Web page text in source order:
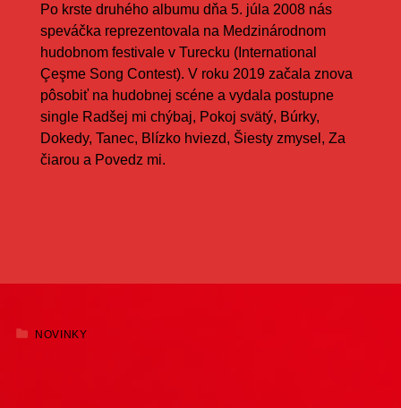
Po krste druhého albumu dňa 5. júla 2008 nás
speváčka reprezentovala na Medzinárodnom
hudobnom festivale v Turecku (International
Çeşme Song Contest). V roku 2019 začala znova
pôsobiť na hudobnej scéne a vydala postupne
single Radšej mi chýbaj, Pokoj svätý, Búrky,
Dokedy, Tanec, Blízko hviezd, Šiesty zmysel, Za
čiarou a Povedz mi.
NOVINKY